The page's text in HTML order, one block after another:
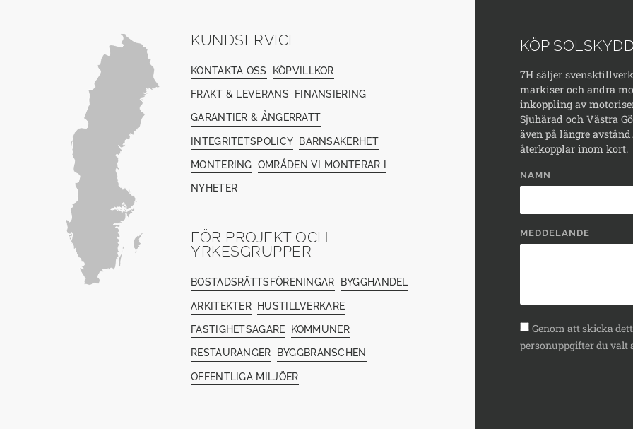
KUNDSERVICE
KONTAKTA OSS
KÖPVILLKOR
FRAKT & LEVERANS FINANSIERING
GARANTIER & ÅNGERRÄTT
INTEGRITETSPOLICY BARNSÄKERHET
MONTERING OMRÅDEN VI MONTERAR I
NYHETER
FÖR PROJEKT OCH
YRKESGRUPPER
BOSTADSRÄTTSFÖRENINGAR
BYGGHANDEL
ARKITEKTER HUSTILLVERKARE
FASTIGHETSÄGARE KOMMUNER
RESTAURANGER BYGGBRANSCHEN
OFFENTLIGA MILJÖER
KÖP
7H säljer
markiser och andra
inkoppling av
Sjuhärad och Västra
även på längre
återkopplar inom kort.
NAMN
MEDDELANDE
Genom att skicka
personuppgifter du valt